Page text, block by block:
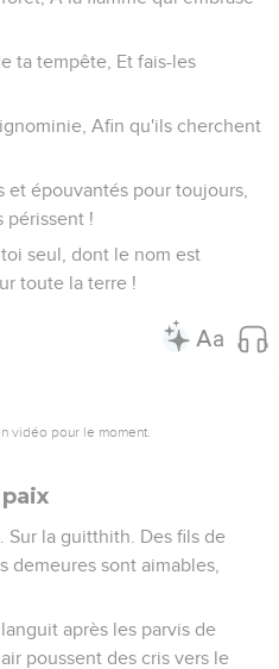
ta tempête, Et fais-les
Afin qu'ils cherchent
et épouvantés pour toujours,
périssent !
seul, dont le nom est
toute la terre !
vidéo pour le moment.
Sur la guitthith. Des fils de
demeures sont aimables,
après les parvis de
poussent des cris vers le